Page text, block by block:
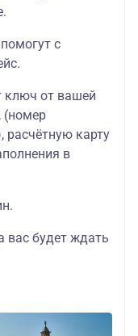
с
ключ от вашей
, (номер
расчётную карту
в
вас будет ждать